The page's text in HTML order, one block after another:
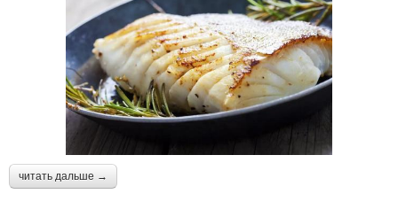
читать дальше →